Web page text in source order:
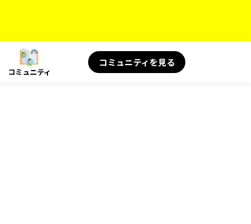
コミュニティ
コミュニティを見る